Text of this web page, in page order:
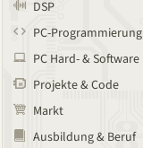
DSP
PC-Programmierung
PC Hard- & Software
Projekte & Code
Markt
Ausbildung & Beruf